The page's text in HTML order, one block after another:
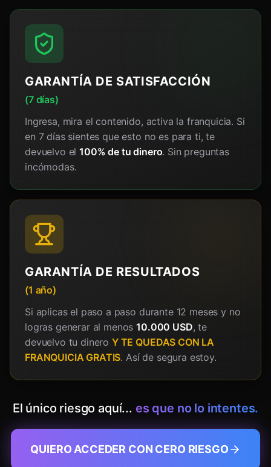
GARANTÍA DE SATISFACCIÓN
(7 días)
Ingresa, mira el contenido, activa la franquicia. Si
en 7 días sientes que esto no es para ti, te
devuelvo el100% de tu dinero. Sin preguntas
incómodas.
GARANTÍA DE RESULTADOS
(1 año)
Si aplicas el paso a paso durante 12 meses y no
logras generar al menos 10.000 USD, te
devuelvo tu dinero Y TE QUEDAS CON LA
FRANQUICIA GRATIS. Así de segura estoy.
El único riesgo aquí... es que no lo intentes.
QUIERO ACCEDER CON CERO RIESGO